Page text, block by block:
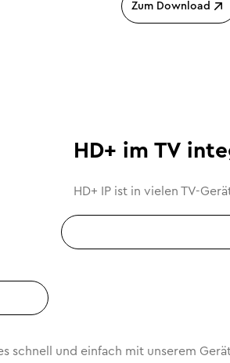
Zum Download
HD+ im TV
HD+ IP ist in vielen TV-
schnell und einfach mit unserem